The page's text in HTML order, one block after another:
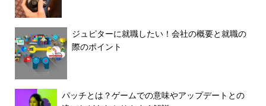
ジュピターに就職したい！会社の概要と就職の
際のポイント
パッチとは？ゲームでの意味やアップデートとの